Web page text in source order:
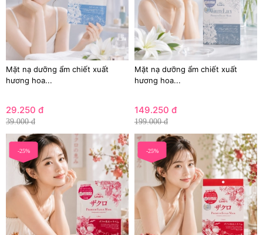
Mặt nạ dưỡng ẩm chiết xuất
hương hoa...
29.250 đ
39.000 đ
Mặt nạ dưỡng ẩm chiết xuất
hương hoa...
149.250 đ
199.000 đ
-25% -25%